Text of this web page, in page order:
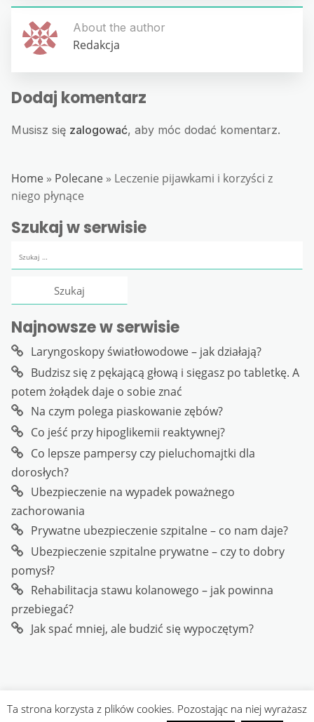
About the author
Redakcja
Dodaj komentarz
Musisz się zalogować, aby móc dodać komentarz.
Home » Polecane » Leczenie pijawkami i korzyści z
niego płynące
Szukaj w serwisie
Najnowsze w serwisie
Laryngoskopy światłowodowe – jak działają?
Budzisz się z pękającą głową i sięgasz po tabletkę. A
potem żołądek daje o sobie znać
Na czym polega piaskowanie zębów?
Co jeść przy hipoglikemii reaktywnej?
Co lepsze pampersy czy pieluchomajtki dla
dorosłych?
Ubezpieczenie na wypadek poważnego
zachorowania
Prywatne ubezpieczenie szpitalne – co nam daje?
Ubezpieczenie szpitalne prywatne – czy to dobry
pomysł?
Rehabilitacja stawu kolanowego – jak powinna
przebiegać?
Jak spać mniej, ale budzić się wypoczętym?
Ta strona korzysta z plików cookies. Pozostając na niej wyrażasz